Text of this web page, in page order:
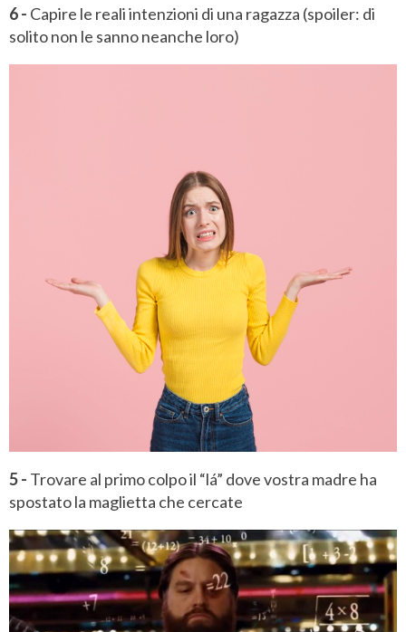
6 - Capire le reali intenzioni di una ragazza (spoiler: di
solito non le sanno neanche loro)
5 - Trovare al primo colpo il “lá” dove vostra madre ha
spostato la maglietta che cercate